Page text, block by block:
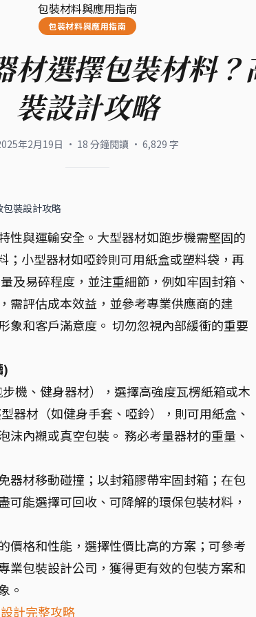
包裝材料與應用指南
包裝材料與應用指南
材選擇包裝材料？
裝設計攻略
年2月19日 · 18 分鐘閱讀 · 6,829 字
裝設計攻略
性與運輸安全。大型器材如跑步機需堅固的
；小型器材如啞鈴則可用紙盒或塑料袋，再
及易碎程度，並注重細節，例如牢固封箱、
需評估成本效益，並參考專業供應商的建
象和客戶滿意度。 切勿忽視內部緩衝的重要
)
機、健身器材），選擇高強度瓦楞紙箱或木
器材（如健身手套、啞鈴），則可用紙盒、
內襯或真空包裝。 務必考量器材的重量、
器材移動碰撞；以封箱膠帶牢固封箱；在包
能選擇可回收、可降解的環保包裝材料，
價格和性能，選擇性價比高的方案；可參考
業包裝設計公司，獲得更有效的包裝方案和
。
計完整攻略